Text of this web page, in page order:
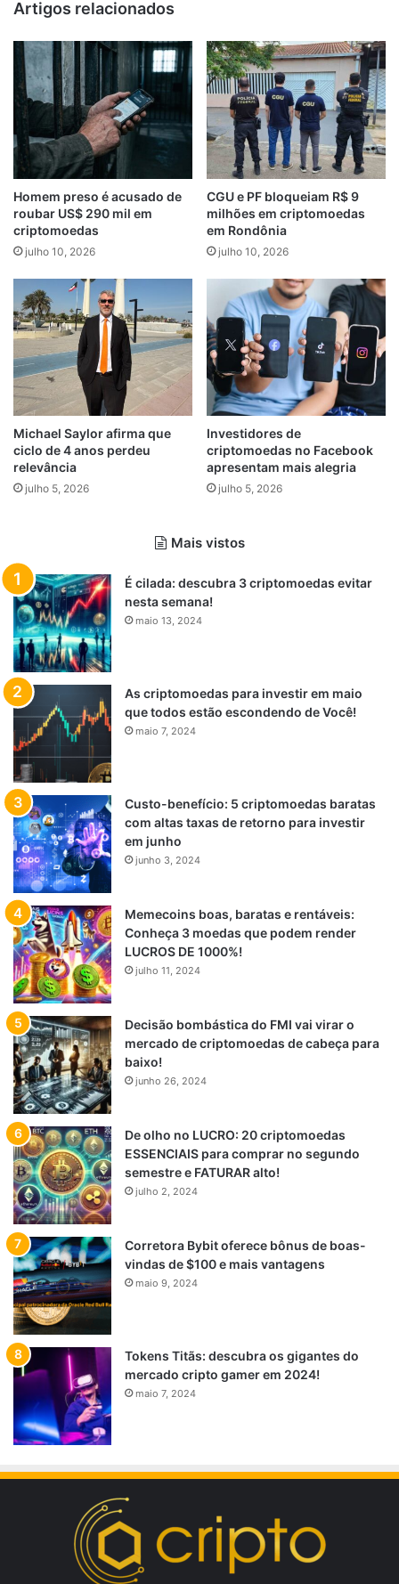
Artigos relacionados
Homem preso é acusado de
roubar US$ 290 mil em
criptomoedas
julho 10, 2026
CGU e PF bloqueiam R$ 9
milhões em criptomoedas
em Rondônia
julho 10, 2026
Michael Saylor afirma que
ciclo de 4 anos perdeu
relevância
julho 5, 2026
Investidores de
criptomoedas no Facebook
apresentam mais alegria
julho 5, 2026
Mais vistos
É cilada: descubra 3 criptomoedas evitar
nesta semana!
maio 13, 2024
As criptomoedas para investir em maio
que todos estão escondendo de Você!
maio 7, 2024
Custo-benefício: 5 criptomoedas baratas
com altas taxas de retorno para investir
em junho
junho 3, 2024
Memecoins boas, baratas e rentáveis:
Conheça 3 moedas que podem render
LUCROS DE 1000%!
julho 11, 2024
Decisão bombástica do FMI vai virar o
mercado de criptomoedas de cabeça para
baixo!
junho 26, 2024
De olho no LUCRO: 20 criptomoedas
ESSENCIAIS para comprar no segundo
semestre e FATURAR alto!
julho 2, 2024
Corretora Bybit oferece bônus de boas-
vindas de $100 e mais vantagens
maio 9, 2024
Tokens Titãs: descubra os gigantes do
mercado cripto gamer em 2024!
maio 7, 2024